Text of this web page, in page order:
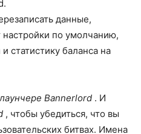
данные,
по умолчанию,
статистику баланса на
лаунчере Bannerlord . И
, чтобы убедиться, что вы
битвах. Имена